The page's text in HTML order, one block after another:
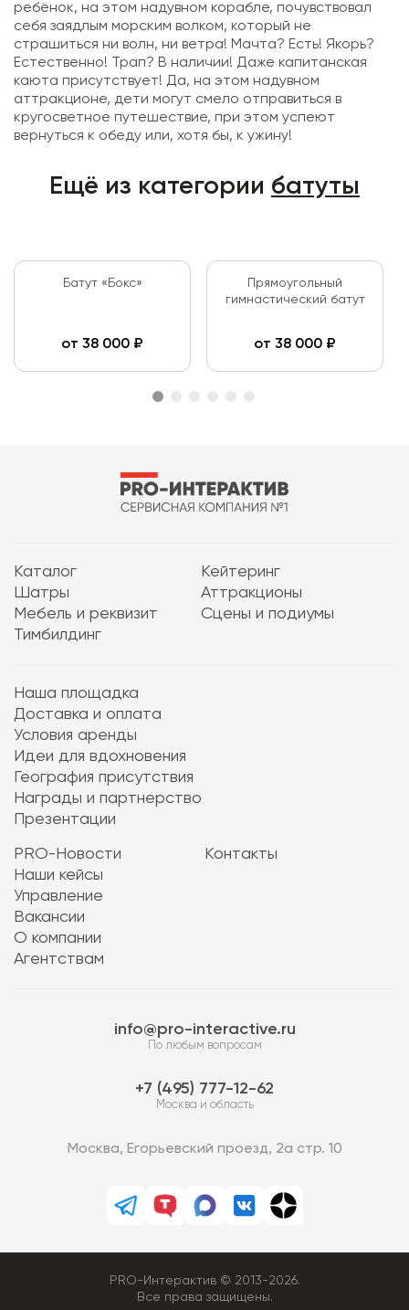
ребёнок, на этом надувном корабле, почувствовал
себя заядлым морским волком, который не
страшиться ни волн, ни ветра! Мачта? Есть! Якорь?
Естественно! Трап? В наличии! Даже капитанская
каюта присутствует! Да, на этом надувном
аттракционе, дети могут смело отправиться в
кругосветное путешествие, при этом успеют
вернуться к обеду или, хотя бы, к ужину!
Ещё из категории батуты
Батут «Бокс»
от 38 000 ₽
Прямоугольный
гимнастический батут
от 38 000 ₽
Каталог
Кейтеринг
Шатры
Аттракционы
Мебель и реквизит
Сцены и подиумы
Тимбилдинг
Наша площадка
Доставка и оплата
Условия аренды
Идеи для вдохновения
География присутствия
Награды и партнерство
Презентации
PRO-Новости
Наши кейсы
Управление
Вакансии
О компании
Агентствам
Контакты
info@pro-interactive.ru
По любым вопросам
7 (495) 777-12-62
Москва и область
Москва, Егорьевский проезд, 2а стр. 10
PRO-Интерактив © 2013-2026.
Все права защищены.